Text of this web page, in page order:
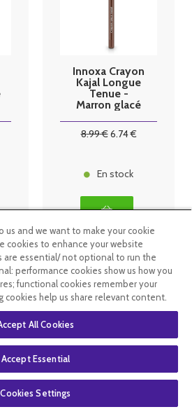
Innoxa Crayon
Kajal Longue
Tenue -
Marron glacé
8.99€6.74€
En stock
us and we want to make your cookie
cookies to enhance your website
are essential/ not optional to run the
performance cookies show us how you
functional cookies remember your
help us share relevant content.
All Cookies
Accept Essential
Cookies Settings